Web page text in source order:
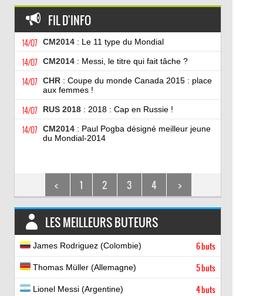
FIL D'INFO
14/07 CM2014: Le 11 type du Mondial
14/07 CM2014: Messi, le titre qui fait tâche ?
14/07 CHR: Coupe du monde Canada 2015 : place
aux femmes !
14/07 RUS 2018: 2018 : Cap en Russie !
14/07 CM2014: Paul Pogba désigné meilleur jeune
du Mondial-2014
< 1 2 3 4 >
LES MEILLEURS BUTEURS
James Rodriguez (Colombie) 6 buts
Thomas Müller (Allemagne) 5 buts
Lionel Messi (Argentine) 4 buts